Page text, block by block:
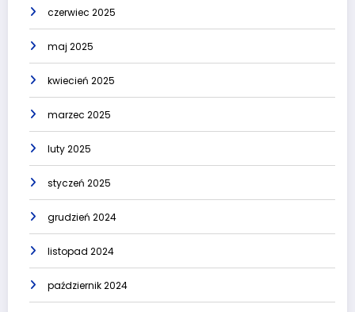
czerwiec 2025
maj 2025
kwiecień 2025
marzec 2025
luty 2025
styczeń 2025
grudzień 2024
listopad 2024
październik 2024